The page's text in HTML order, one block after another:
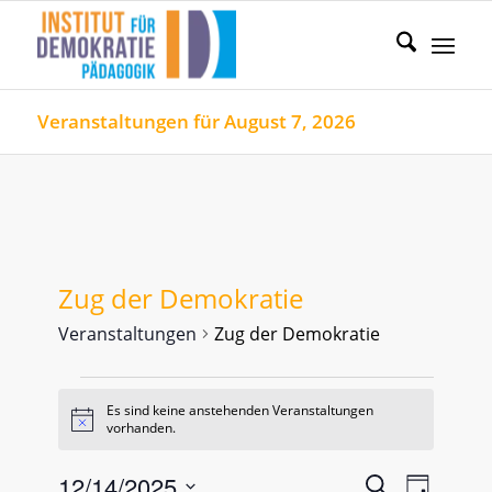
Veranstaltungen für August 7, 2026
Zug der Demokratie
Veranstaltungen Zug der Demokratie
for
Hinweis
Es sind keine anstehenden Veranstaltungen
vorhanden.
Suche